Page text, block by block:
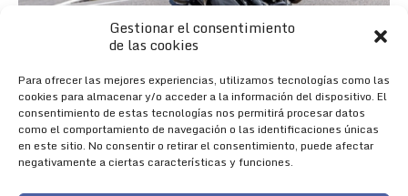
Gestionar el consentimiento
de las cookies
Para ofrecer las mejores experiencias, utilizamos tecnologías como las
cookies para almacenar y/o acceder a la información del dispositivo. El
consentimiento de estas tecnologías nos permitirá procesar datos
como el comportamiento de navegación o las identificaciones únicas
en este sitio. No consentir o retirar el consentimiento, puede afectar
negativamente a ciertas características y funciones.